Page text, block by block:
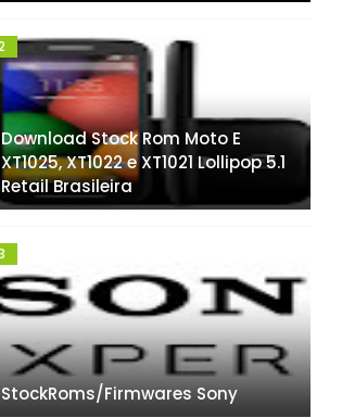
Download Stock Rom Moto E
XT1025, XT1022 e XT1021 Lollipop 5.1
Retail Brasileira
StockRoms/Firmwares Sony